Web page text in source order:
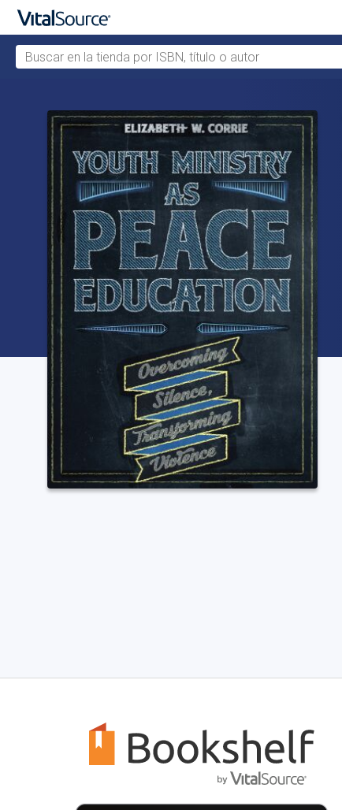
Buscar en la tienda por ISBN, título o autor